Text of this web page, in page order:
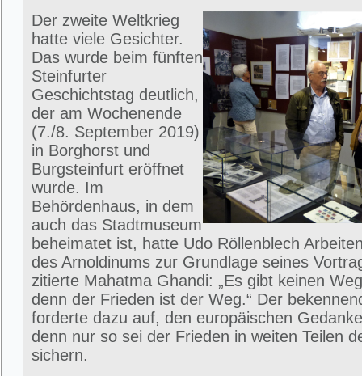
Der zweite Weltkrieg
hatte viele Gesichter.
Das wurde beim fünften
Steinfurter
Geschichtstag deutlich,
der am Wochenende
(7./8. September 2019)
in Borghorst und
Burgsteinfurt eröffnet
wurde. Im
Behördenhaus, in dem
auch das Stadtmuseum
beheimatet ist, hatte Udo Röllenblech
des Arnoldinums zur Grundlage seines
zitierte Mahatma Ghandi: „Es gibt keinen
denn der Frieden ist der Weg.“ Der
forderte dazu auf, den europäischen
denn nur so sei der Frieden in weiten Teilen
sichern.